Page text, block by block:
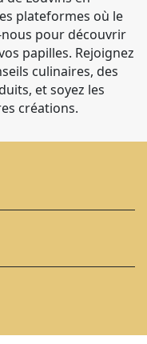
plateformes où le
pour découvrir
papilles. Rejoignez
culinaires, des
et soyez les
créations.